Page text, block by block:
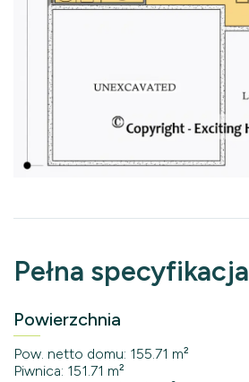
Pełna specyfikacja
Powierzchnia
Pow. netto domu: 155.71 m²
Piwnica: 151.71 m²